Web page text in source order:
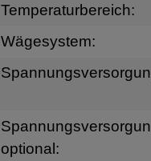
Temperaturbereich:
Wägesystem:
optional: